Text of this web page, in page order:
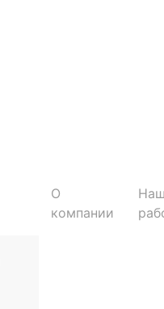
О
компании